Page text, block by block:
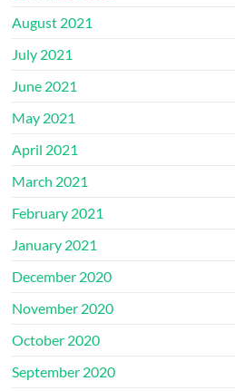
August 2021
July 2021
June 2021
May 2021
April 2021
March 2021
February 2021
January 2021
December 2020
November 2020
October 2020
September 2020